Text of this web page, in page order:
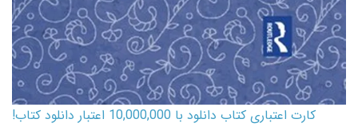
کارت اعتباری کتاب دانلود با 10,000,000 اعتبار دانلود کتاب!